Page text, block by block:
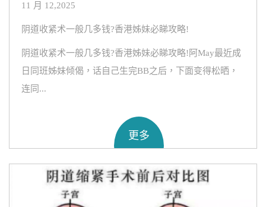
11 月 12,2025
阴道收紧术一般几多钱?香港姊妹必睇攻略!
阴道收紧术一般几多钱?香港姊妹必睇攻略!阿May最近成
日同班姊妹倾偈，话自己生完BB之后，下面变得松晒，
连同...
更多